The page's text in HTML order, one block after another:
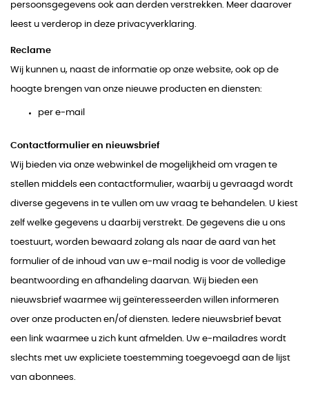
persoonsgegevens ook aan derden verstrekken. Meer daarover
leest u verderop in deze privacyverklaring.
Reclame
Wij kunnen u, naast de informatie op onze website, ook op de
hoogte brengen van onze nieuwe producten en diensten:
per e-mail
Contactformulier en nieuwsbrief
Wij bieden via onze webwinkel de mogelijkheid om vragen te
stellen middels een contactformulier, waarbij u gevraagd wordt
diverse gegevens in te vullen om uw vraag te behandelen. U kiest
zelf welke gegevens u daarbij verstrekt. De gegevens die u ons
toestuurt, worden bewaard zolang als naar de aard van het
formulier of de inhoud van uw e-mail nodig is voor de volledige
beantwoording en afhandeling daarvan. Wij bieden een
nieuwsbrief waarmee wij geïnteresseerden willen informeren
over onze producten en/of diensten. Iedere nieuwsbrief bevat
een link waarmee u zich kunt afmelden. Uw e-mailadres wordt
slechts met uw expliciete toestemming toegevoegd aan de lijst
van abonnees.